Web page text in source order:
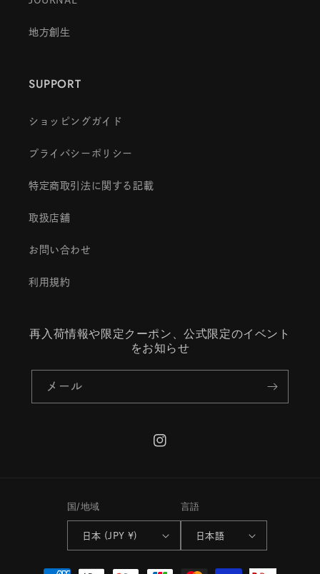
地方創生
SUPPORT
ショッピングガイド
プライバシーポリシー
特定商取引法に関する記載
取扱店舗
お問い合わせ
利用規約
再入荷情報や限定クーポン、公式限定のイベント
をお知らせ
メール
Instagram
国/地域
日本 (JPY ¥)
言語
日本語